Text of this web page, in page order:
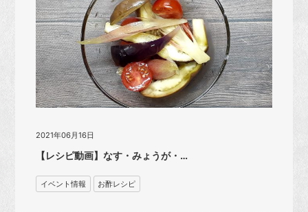
2021年06月16日
【レシピ動画】なす・みょうが・…
イベント情報 お酢レシピ